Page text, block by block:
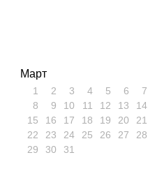
Март
1 2 3 4 5 6
7
8
9 10 11 12 13
14
15
16 17 18 19 20
21
22
23 24 25 26 27
28
29
30 31